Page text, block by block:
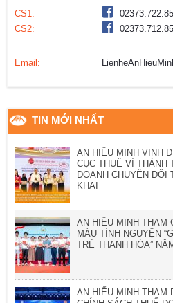
CS1:
CS2:
Email:
TIN MỚI NHẤT
AN HIỂU MINH VINH
CỤC THUẾ VÌ THÀNH
DOANH CHUYỂN ĐỔI
KHAI
AN HIỂU MINH THAM
MÁU TÌNH NGUYỆN
TRẺ THANH HÓA”
AN HIỂU MINH THAM